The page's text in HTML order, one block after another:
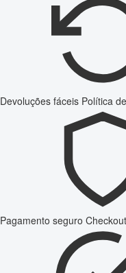
Devoluções fáceis Política
Pagamento seguro